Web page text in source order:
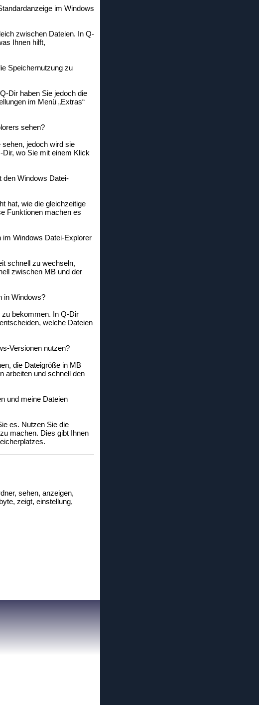
im Windows
zwischen Dateien. In Q-
Ihnen hilft,
Speichernutzung zu
Dir haben Sie jedoch die
im Menü „Extras“
sehen?
jedoch wird sie
wo Sie mit einem Klick
den Windows Datei-
hat, wie die gleichzeitige
Funktionen machen es
Windows Datei-Explorer
schnell zu wechseln,
zwischen MB und der
in Windows?
zu bekommen. In Q-Dir
welche Dateien
Versionen nutzen?
die Dateigröße in MB
arbeiten und schnell den
und meine Dateien
es. Nutzen Sie die
machen. Dies gibt Ihnen
sehen, anzeigen,
zeigt, einstellung,